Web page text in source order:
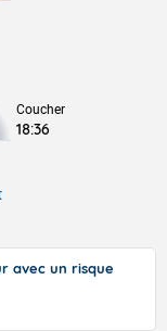
Coucher
18:36
avec un risque